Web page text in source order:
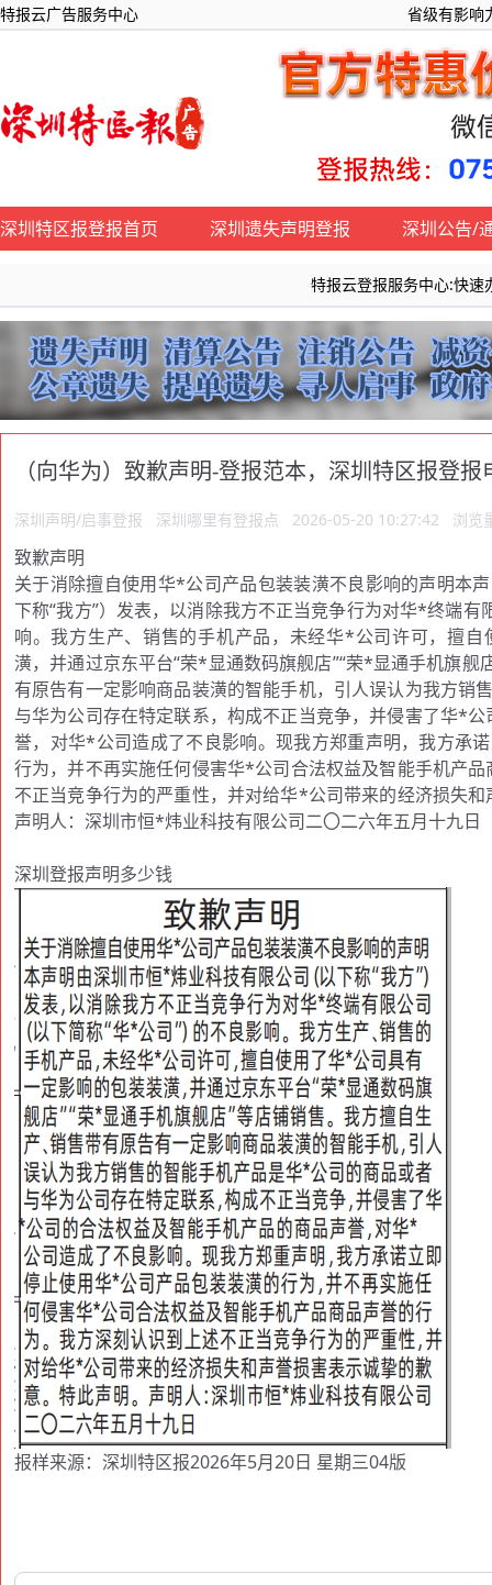
特报云广告服务中心 省级有影响
深圳特区报登报首页 深圳遗失声明登报 深圳公告/
特报云登报服务中心:快速办
（向华为）致歉声明-登报范本，深圳特区报登报
深圳声明/启事登报 深圳哪里有登报点 2026-05-20 10:27:42 浏览
致歉声明
关于消除擅自使用华*公司产品包装装潢不良影响的声明本
下称“我方”）发表，以消除我方不正当竞争行为对华*终端有
响。我方生产、销售的手机产品，未经华*公司许可，擅
潢，并通过京东平台“荣*显通数码旗舰店”“荣*显通手机旗舰
有原告有一定影响商品装潢的智能手机，引人误认为我方销
与华为公司存在特定联系，构成不正当竞争，并侵害了华*
誉，对华*公司造成了不良影响。现我方郑重声明，我方承
行为，并不再实施任何侵害华*公司合法权益及智能手机产
不正当竞争行为的严重性，并对给华*公司带来的经济损失
声明人：深圳市恒*炜业科技有限公司二〇二六年五月十九日
深圳登报声明多少钱
报样来源：深圳特区报2026年5月20日 星期三04版